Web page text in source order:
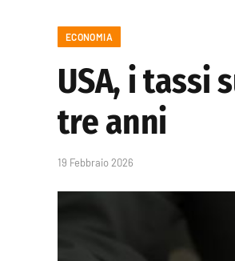
ECONOMIA
USA, i tassi
tre anni
19 Febbraio 2026